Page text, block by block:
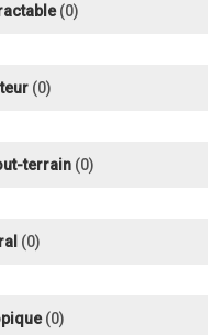
(0)
(0)
terrain(0)
(0)
(0)